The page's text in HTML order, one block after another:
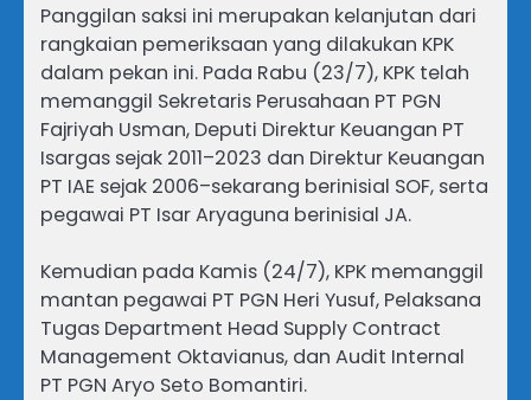
Panggilan saksi ini merupakan kelanjutan dari
rangkaian pemeriksaan yang dilakukan KPK
dalam pekan ini. Pada Rabu (23/7), KPK telah
memanggil Sekretaris Perusahaan PT PGN
Fajriyah Usman, Deputi Direktur Keuangan PT
Isargas sejak 2011–2023 dan Direktur Keuangan
PT IAE sejak 2006–sekarang berinisial SOF, serta
pegawai PT Isar Aryaguna berinisial JA.
Kemudian pada Kamis (24/7), KPK memanggil
mantan pegawai PT PGN Heri Yusuf, Pelaksana
Tugas Department Head Supply Contract
Management Oktavianus, dan Audit Internal
PT PGN Aryo Seto Bomantiri.